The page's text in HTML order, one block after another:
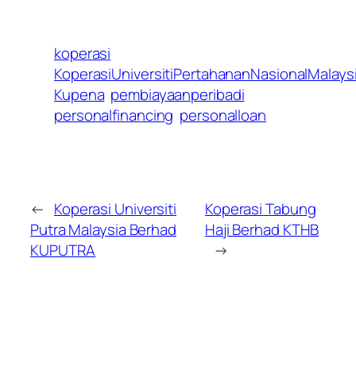
koperasi
Kupena pembiayaanperibadi
personalfinancing personalloan
← Koperasi Universiti
Putra Malaysia Berhad
KUPUTRA
Koperasi Tabung
Haji Berhad KTHB
→